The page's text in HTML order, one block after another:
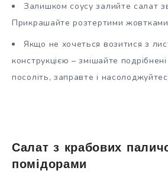
Залишком соусу залийте салат
Прикрашайте розтертими
Якщо не хочеться возитися з
конструкцією – змішайте подрібнені
посоліть, заправте і
Салат з крабових
помідорами